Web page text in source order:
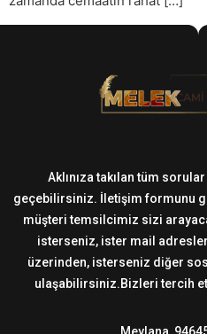
Aklınıza takılan tüm
geçebilirsiniz. İletişim formunu
müşteri temsilcimiz sizi
isterseniz, ister mail
üzerinden, isterseniz diğer
ulaşabilirsiniz.Bizleri tercih